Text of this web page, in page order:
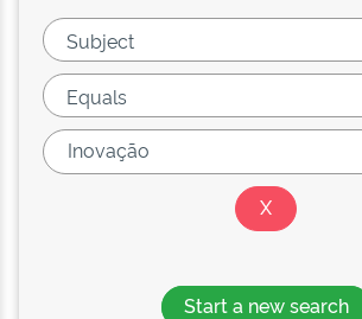
Start a new search